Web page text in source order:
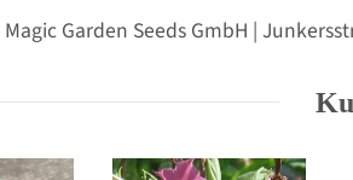
Garden Seeds GmbH |